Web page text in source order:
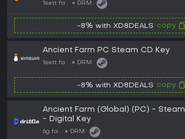
1sett fa DRM:
-8% with XD8DEALS copy
Ancient Farm PC Steam CD Key
1sett fa DRM:
-8% with XD8DEALS copy
Ancient Farm (Global) (PC) - Steam
- Digital Key
6g fa DRM: